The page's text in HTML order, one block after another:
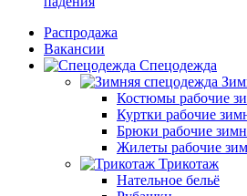
Распродажа
Вакансии
Спецодежда
Костюмы рабочие
Куртки рабочие
Брюки рабочие
Жилеты рабочие
Трикотаж
Нательное бельё